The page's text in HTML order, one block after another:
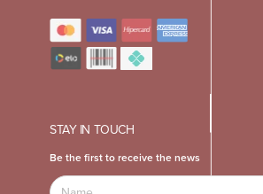
STAY IN TOUCH
Be the first to receive the news
Name